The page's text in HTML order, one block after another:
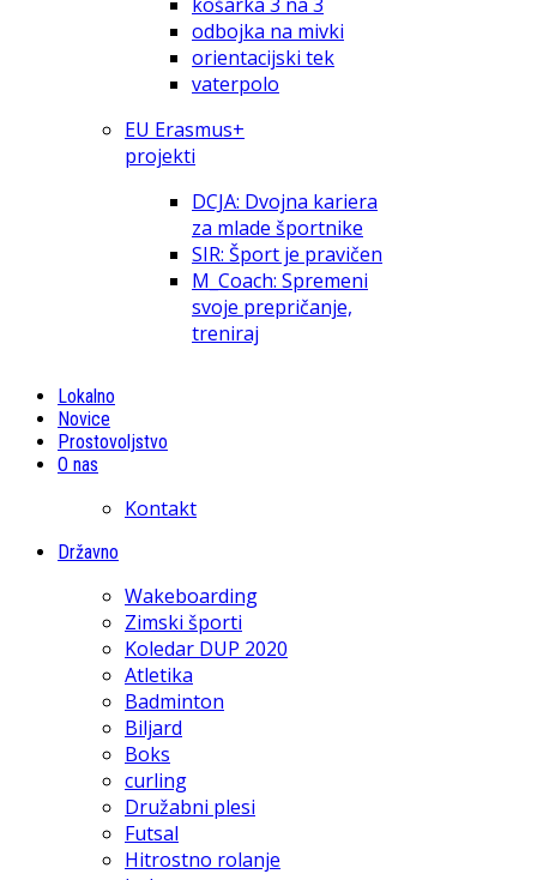
odbojka na mivki
orientacijski tek
vaterpolo
EU Erasmus+
projekti
DCJA: Dvojna kariera
za mlade športnike
SIR: Šport je pravičen
M_Coach: Spremeni
svoje prepričanje,
treniraj
Lokalno
Novice
Prostovoljstvo
O nas
Kontakt
Državno
Wakeboarding
Zimski športi
Koledar DUP 2020
Atletika
Badminton
Biljard
Boks
curling
Družabni plesi
Futsal
Hitrostno rolanje